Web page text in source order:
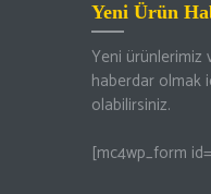
Yeni Ürün
Yeni ürünlerimiz
haberdar olmak
olabilirsiniz.
[mc4wp_form